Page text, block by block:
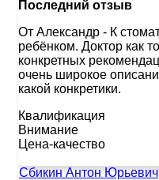
Последний отзыв
От Александр - К
ребёнком. Доктор как
конкретных
очень широкое
какой конкретики.
Квалификация
Внимание
Цена-качество
Сбикин Антон Юрьевич